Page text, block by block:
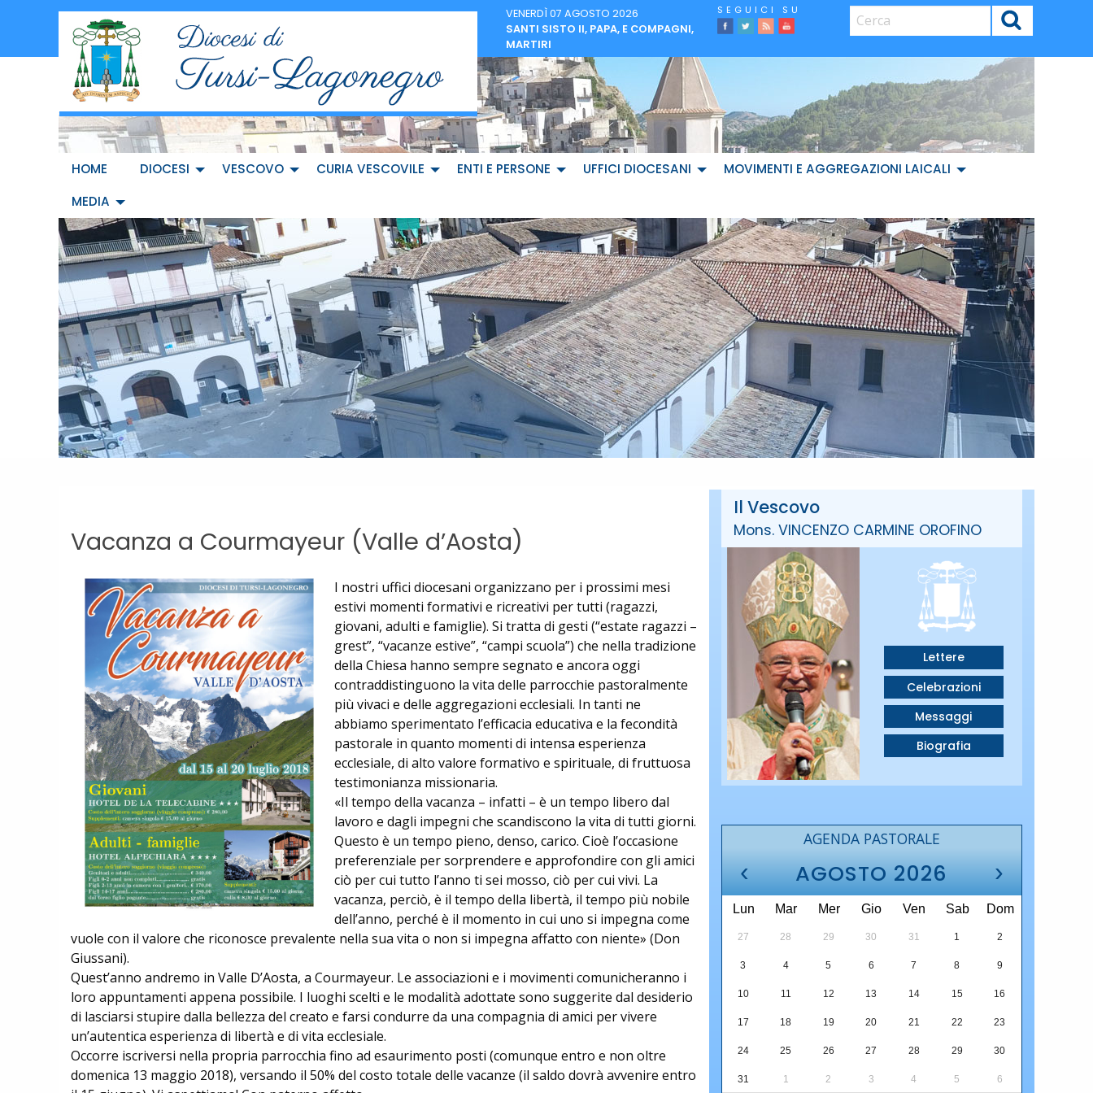
VENERDÌ 07 AGOSTO 2026
SANTI SISTO II, PAPA, E COMPAGNI,
MARTIRI
facebook
Twitter
FeedYoutube
CERCA
HOME DIOCESI VESCOVO CURIA VESCOVILE ENTI E PERSONE UFFICI DIOCESANI
MOVIMENTI E AGGREGAZIONI LAICALI
MEDIA
Vacanza a Courmayeur (Valle d’Aosta)
I nostri uffici diocesani organizzano per i prossimi mesi
estivi momenti formativi e ricreativi per tutti (ragazzi,
giovani, adulti e famiglie). Si tratta di gesti (“estate ragazzi –
grest”, “vacanze estive”, “campi scuola”) che nella tradizione
della Chiesa hanno sempre segnato e ancora oggi
contraddistinguono la vita delle parrocchie pastoralmente
più vivaci e delle aggregazioni ecclesiali. In tanti ne
abbiamo sperimentato l’efficacia educativa e la fecondità
pastorale in quanto momenti di intensa esperienza
ecclesiale, di alto valore formativo e spirituale, di fruttuosa
testimonianza missionaria.
«Il tempo della vacanza – infatti – è un tempo libero dal
lavoro e dagli impegni che scandiscono la vita di tutti giorni.
Questo è un tempo pieno, denso, carico. Cioè l’occasione
preferenziale per sorprendere e approfondire con gli amici
ciò per cui tutto l’anno ti sei mosso, ciò per cui vivi. La
vacanza, perciò, è il tempo della libertà, il tempo più nobile
dell’anno, perché è il momento in cui uno si impegna come
vuole con il valore che riconosce prevalente nella sua vita o non si impegna affatto con niente» (Don
Giussani).
Quest’anno andremo in Valle D’Aosta, a Courmayeur. Le associazioni e i movimenti comunicheranno i
loro appuntamenti appena possibile. I luoghi scelti e le modalità adottate sono suggerite dal desiderio
di lasciarsi stupire dalla bellezza del creato e farsi condurre da una compagnia di amici per vivere
un’autentica esperienza di libertà e di vita ecclesiale.
Occorre iscriversi nella propria parrocchia fino ad esaurimento posti (comunque entro e non oltre
domenica 13 maggio 2018), versando il 50% del costo totale delle vacanze (il saldo dovrà avvenire entro
Il Vescovo
Mons. VINCENZO CARMINE OROFINO
Lettere
Celebrazioni
Messaggi
Biografia
AGENDA PASTORALE
‹ AGOSTO 2026 ›
Lun Mar Mer Gio Ven Sab Dom
27 28 29 30 31 1 2
3 4 5 6 7 8 9
10 11 12 13 14 15 16
17 18 19 20 21 22 23
24 25 26 27 28 29 30
31 1 2 3 4 5 6